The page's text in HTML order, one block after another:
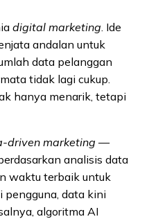
digital marketing . Ide
andalan untuk
data pelanggan
tidak lagi cukup.
hanya menarik, tetapi
driven marketing —
analisis data
waktu terbaik untuk
pengguna, data kini
algoritma AI